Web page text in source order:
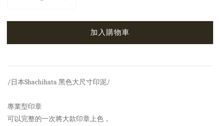
加入購物車
/日本Shachihata 黑色大尺寸印泥/
專業型印章
可以完整的一次將大款印章上色，